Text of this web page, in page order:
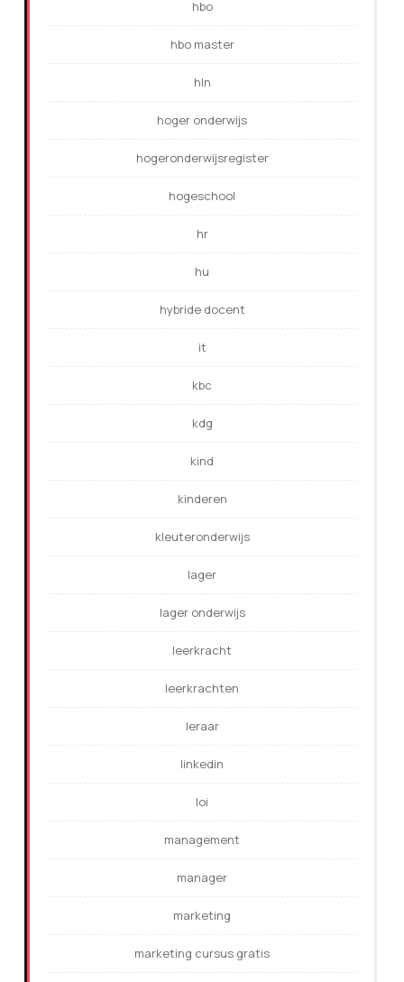
hbo
hbo master
hln
hoger onderwijs
hogeronderwijsregister
hogeschool
hr
hu
hybride docent
it
kbc
kdg
kind
kinderen
kleuteronderwijs
lager
lager onderwijs
leerkracht
leerkrachten
leraar
linkedin
loi
management
manager
marketing
marketing cursus gratis